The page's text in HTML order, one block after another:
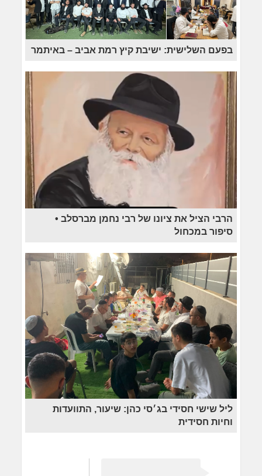
בפעם השלישית: ישיבת קיץ רמת אביב – באיתמר
הרבי הציל את ציונו של רבי נחמן מברסלב •
סיפור במכחול
ליל שישי חסידי בג׳סי כהן: שיעור, התוועדות
וחיות חסידית